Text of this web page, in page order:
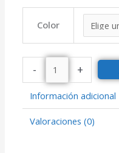
Color
- +
Información adicional
Valoraciones (0)